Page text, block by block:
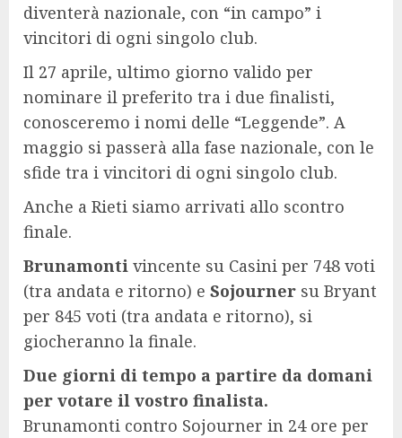
diventerà nazionale, con “in campo” i
vincitori di ogni singolo club.
Il 27 aprile, ultimo giorno valido per
nominare il preferito tra i due finalisti,
conosceremo i nomi delle “Leggende”. A
maggio si passerà alla fase nazionale, con le
sfide tra i vincitori di ogni singolo club.
Anche a Rieti siamo arrivati allo scontro
finale.
Brunamonti vincente su Casini per 748 voti
(tra andata e ritorno) e Sojourner su Bryant
per 845 voti (tra andata e ritorno), si
giocheranno la finale.
Due giorni di tempo a partire da domani
per votare il vostro finalista.
Brunamonti contro Sojourner in 24 ore per